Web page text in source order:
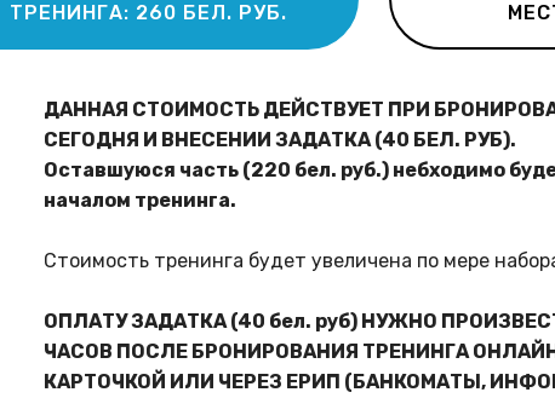
ТРЕНИНГА: 260 БЕЛ. РУБ.
ДАННАЯ СТОИМОСТЬ ДЕЙСТВУЕТ ПРИ
СЕГОДНЯ И ВНЕСЕНИИ ЗАДАТКА (40 БЕЛ. РУБ).
Оставшуюся часть (220 бел. руб.) небходимо
началом тренинга.
Стоимость тренинга будет увеличена по мере
ОПЛАТУ ЗАДАТКА (40 бел. руб) НУЖНО
ЧАСОВ ПОСЛЕ БРОНИРОВАНИЯ ТРЕНИНГА
КАРТОЧКОЙ ИЛИ ЧЕРЕЗ ЕРИП (БАНКОМАТЫ,